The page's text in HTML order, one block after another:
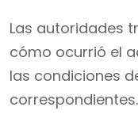
Las autoridades
cómo ocurrió el
las condiciones
correspondientes.